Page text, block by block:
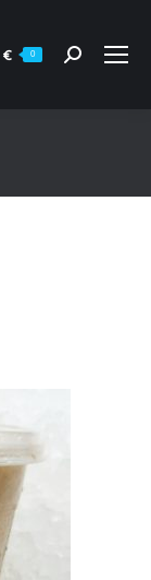
€ 0
Recherche